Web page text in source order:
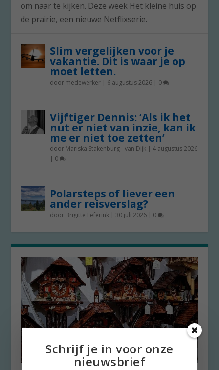
om naar te kijken. Deze week Het kleine huis op
de prairie, een nieuwe Netflixserie.
Slim vergelijken voor je
vakantie. Dit is waar je op
moet letten.
door medewerker | 6 augustus 2026 | 0
Vijftiger Dennis: ‘Als ik het
nut er niet van inzie, kan ik
me er niet toe zetten’
door Mariska Stakenburg - van Dijk | 4 augustus 2026
| 0
Polarsteps of liever een
ander reisverslag?
door Brigitte Leferink | 30 juli 2026 | 0
Schrijf je in voor onze
nieuwsbrief